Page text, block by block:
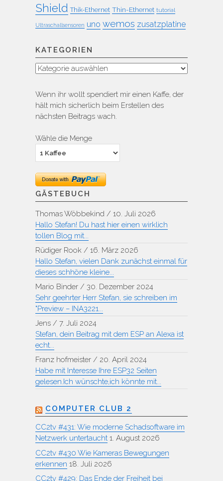
Shield Thik-Ethernet Thin-Ethernet tutorial
Ultraschallsensoren uno wemos zusatzplatine
KATEGORIEN
Kategorien
Wenn ihr wollt spendiert mir einen Kaffe, der
hält mich sicherlich beim Erstellen des
nächsten Beitrags wach.
Wähle die Menge
GÄSTEBUCH
Thomas Wöbbekind / 10. Juli 2026
Hallo Stefan! Du hast hier einen wirklich
tollen Blog mit...
Rüdiger Rook / 16. März 2026
Hallo Stefan, vielen Dank zunächst einmal für
dieses schhöne kleine...
Mario Binder / 30. Dezember 2024
Sehr geehrter Herr Stefan, sie schreiben im
"Preview – INA3221...
Jens / 7. Juli 2024
Stefan, dein Beitrag mit dem ESP an Alexa ist
echt...
Franz hofmeister / 20. April 2024
Habe mit Interesse Ihre ESP32 Seiten
gelesen.Ich wünschte,ich könnte mit...
COMPUTER CLUB 2
CC2tv #431: Wie moderne Schadsoftware im
Netzwerk untertaucht 1. August 2026
CC2tv #430 Wie Kameras Bewegungen
erkennen 18. Juli 2026
CC2tv #429: Das Ende der Freiheit bei